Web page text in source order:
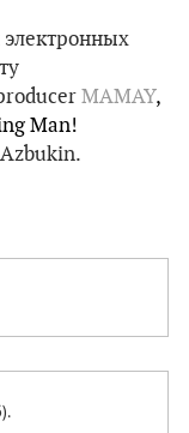
электронных
MAMAY,
Man!